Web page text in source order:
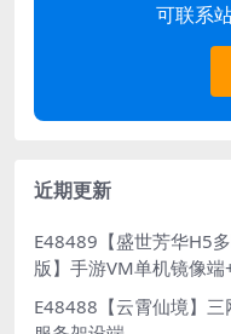
可联系
近期更新
E48489【盛世芳华H5
版】手游VM单机镜像
E48488【云霄仙境】